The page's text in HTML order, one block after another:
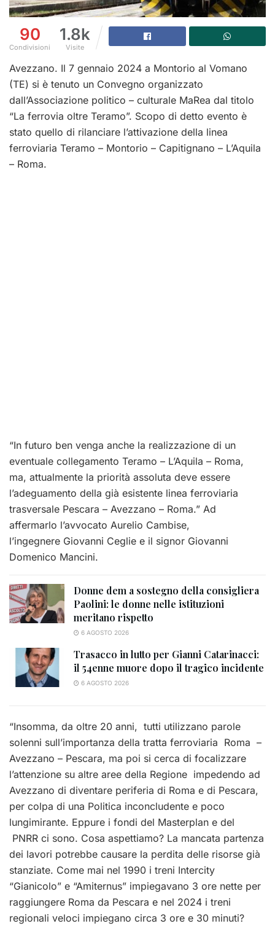
90
Condivisioni
1.8k
Visite
Avezzano. Il 7 gennaio 2024 a Montorio al Vomano
(TE) si è tenuto un Convegno organizzato
dall’Associazione politico – culturale MaRea dal titolo
“La ferrovia oltre Teramo”. Scopo di detto evento è
stato quello di rilanciare l’attivazione della linea
ferroviaria Teramo – Montorio – Capitignano – L’Aquila
– Roma.
“In futuro ben venga anche la realizzazione di un
eventuale collegamento Teramo – L’Aquila – Roma,
ma, attualmente la priorità assoluta deve essere
l’adeguamento della già esistente linea ferroviaria
trasversale Pescara – Avezzano – Roma.” Ad
affermarlo l’avvocato Aurelio Cambise,
l’ingegnere Giovanni Ceglie e il signor Giovanni
Domenico Mancini.
Donne dem a sostegno della consigliera
Paolini: le donne nelle istituzioni
meritano rispetto
6 AGOSTO 2026
Trasacco in lutto per Gianni Catarinacci:
il 54enne muore dopo il tragico incidente
6 AGOSTO 2026
“Insomma, da oltre 20 anni, tutti utilizzano parole
solenni sull’importanza della tratta ferroviaria Roma –
Avezzano – Pescara, ma poi si cerca di focalizzare
l’attenzione su altre aree della Regione impedendo ad
Avezzano di diventare periferia di Roma e di Pescara,
per colpa di una Politica inconcludente e poco
lungimirante. Eppure i fondi del Masterplan e del
PNRR ci sono. Cosa aspettiamo? La mancata partenza
dei lavori potrebbe causare la perdita delle risorse già
stanziate. Come mai nel 1990 i treni Intercity
“Gianicolo” e “Amiternus” impiegavano 3 ore nette per
raggiungere Roma da Pescara e nel 2024 i treni
regionali veloci impiegano circa 3 ore e 30 minuti?